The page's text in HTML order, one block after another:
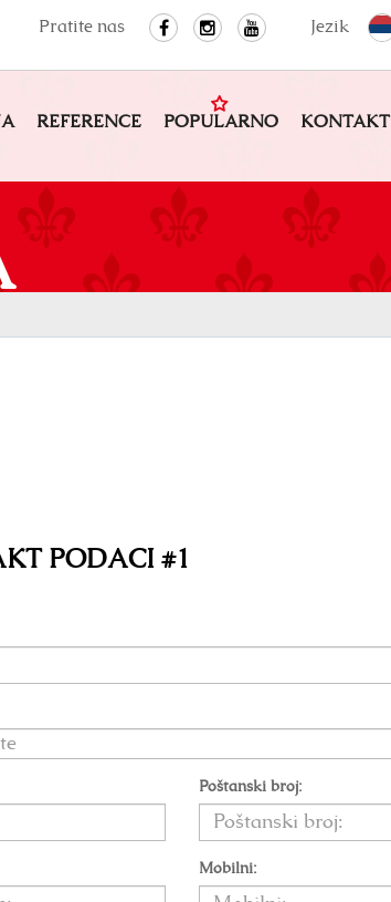
Jezik
Pratite nas
REFERENCE POPULARNO KONTAKT
PODACI #1
Poštanski broj:
Mobilni: